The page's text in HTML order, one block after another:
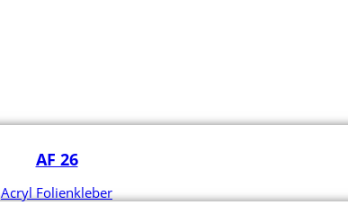
AF 26
Acryl Folienkleber